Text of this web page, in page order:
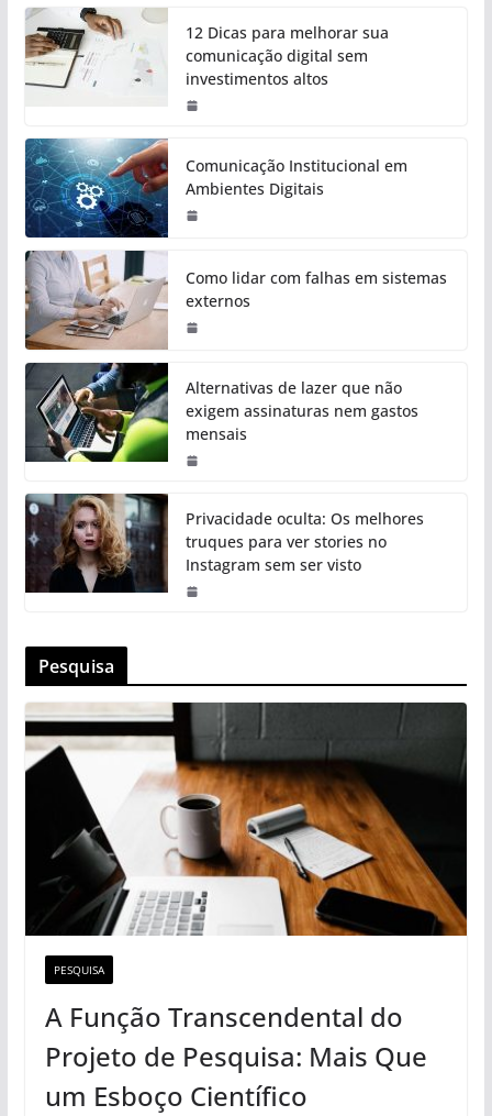
12 Dicas para melhorar sua
comunicação digital sem
investimentos altos
Comunicação Institucional em
Ambientes Digitais
Como lidar com falhas em sistemas
externos
Alternativas de lazer que não
exigem assinaturas nem gastos
mensais
Privacidade oculta: Os melhores
truques para ver stories no
Instagram sem ser visto
Pesquisa
PESQUISA
A Função Transcendental do
Projeto de Pesquisa: Mais Que
um Esboço Científico